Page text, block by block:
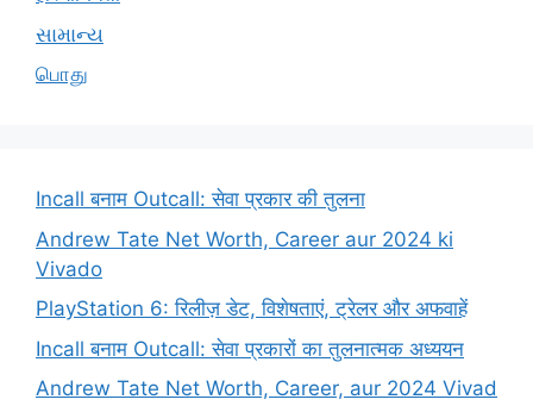
સામાન્ય
பொது
Incall बनाम Outcall: सेवा प्रकार की तुलना
Andrew Tate Net Worth, Career aur 2024 ki
Vivado
PlayStation 6: रिलीज़ डेट, विशेषताएं, ट्रेलर और अफवाहें
Incall बनाम Outcall: सेवा प्रकारों का तुलनात्मक अध्ययन
Andrew Tate Net Worth, Career, aur 2024 Vivad